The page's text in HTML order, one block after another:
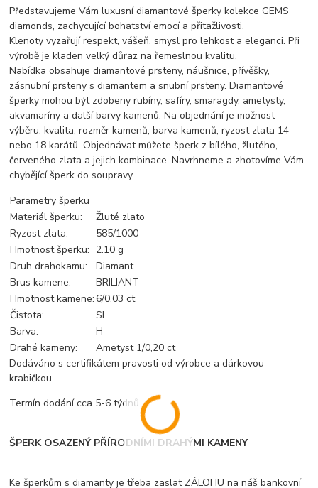
Představujeme Vám luxusní diamantové šperky kolekce GEMS
diamonds, zachycující bohatství emocí a přitažlivosti.
Klenoty vyzařují respekt, vášeň, smysl pro lehkost a eleganci. Při
výrobě je kladen velký důraz na řemeslnou kvalitu.
Nabídka obsahuje diamantové prsteny, náušnice, přívěšky,
zásnubní prsteny s diamantem a snubní prsteny. Diamantové
šperky mohou být zdobeny rubíny, safíry, smaragdy, ametysty,
akvamaríny a další barvy kamenů. Na objednání je možnost
výběru: kvalita, rozměr kamenů, barva kamenů, ryzost zlata 14
nebo 18 karátů. Objednávat můžete šperk z bílého, žlutého,
červeného zlata a jejich kombinace. Navrhneme a zhotovíme Vám
chybějící šperk do soupravy.
Parametry šperku
Materiál šperku:
Žluté zlato
Ryzost zlata:
585/1000
Hmotnost šperku: 2.10 g
Druh drahokamu:
Diamant
Brus kamene:
BRILIANT
Hmotnost kamene:6/0,03 ct
Čistota:
SI
Barva:
H
Drahé kameny:
Ametyst 1/0,20 ct
Dodáváno s certifikátem pravosti od výrobce a dárkovou
krabičkou.
Termín dodání cca 5-6 týdnů.
ŠPERK OSAZENÝ PŘÍRODNÍMI DRAHÝMI KAMENY
Ke šperkům s diamanty je třeba zaslat ZÁLOHU na náš bankovní